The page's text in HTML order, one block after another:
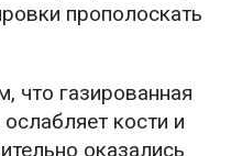
прополоскать
что газированная
кости и
оказались